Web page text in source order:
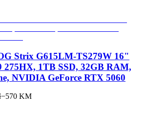
Strix G615LM-TS279W 16"
275HX, 1TB SSD, 32GB RAM,
NVIDIA GeForce RTX 5060
−570KM